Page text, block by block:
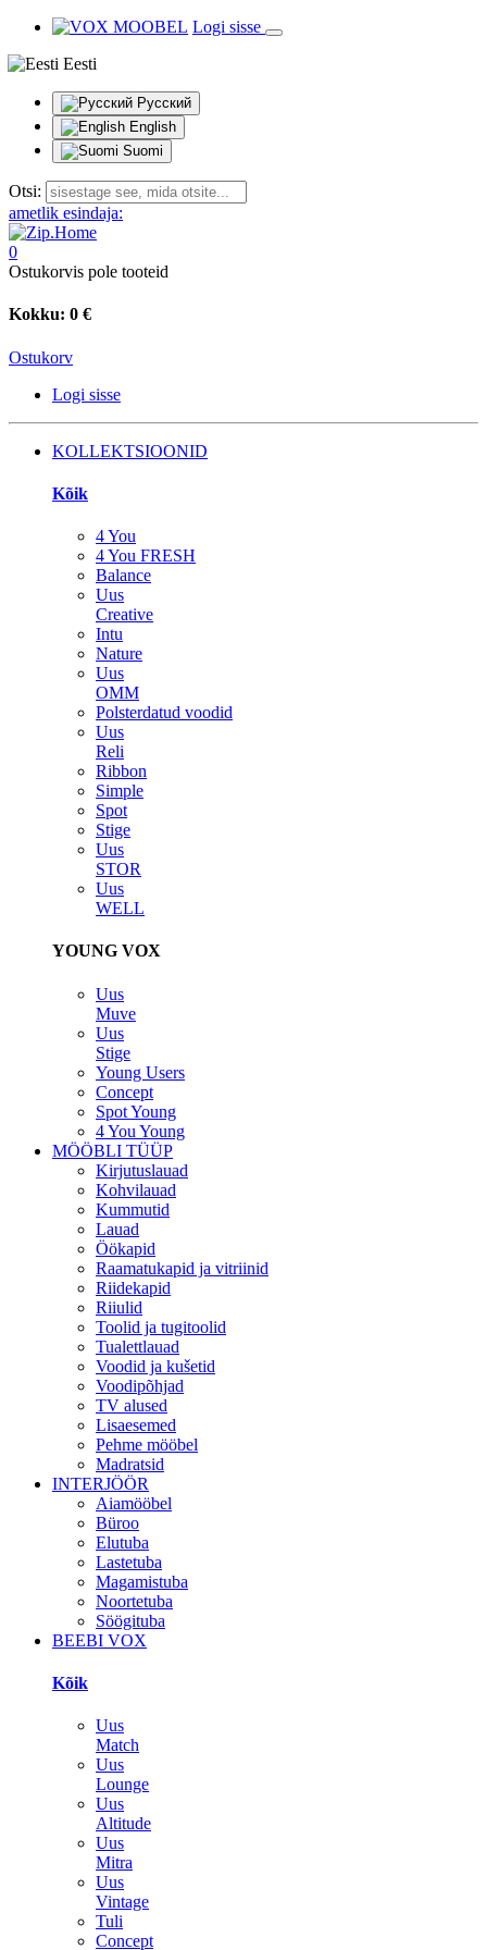
Logi sisse
Eesti
Русский
English
Suomi
Otsi:
ametlik esindaja:
0
Ostukorvis pole tooteid
Kokku: 0 €
Ostukorv
Logi sisse
KOLLEKTSIOONID
Kõik
4 You
4 You FRESH
Balance
Uus
Creative
Intu
Nature
Uus
OMM
Polsterdatud voodid
Uus
Reli
Ribbon
Simple
Spot
Stige
Uus
STOR
Uus
WELL
YOUNG VOX
Uus
Muve
Uus
Stige
Young Users
Concept
Spot Young
4 You Young
MÖÖBLI TÜÜP
Kirjutuslauad
Kohvilauad
Kummutid
Lauad
Öökapid
Raamatukapid ja vitriinid
Riidekapid
Riiulid
Toolid ja tugitoolid
Tualettlauad
Voodid ja kušetid
Voodipõhjad
TV alused
Lisaesemed
Pehme mööbel
Madratsid
INTERJÖÖR
Aiamööbel
Büroo
Elutuba
Lastetuba
Magamistuba
Noortetuba
Söögituba
BEEBI VOX
Kõik
Uus
Match
Uus
Lounge
Uus
Altitude
Uus
Mitra
Uus
Vintage
Tuli
Concept